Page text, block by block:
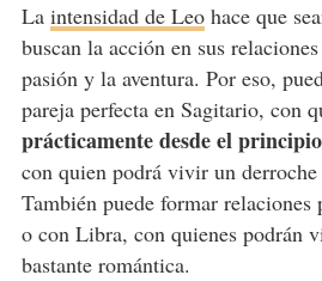
La intensidad de Leohace que
buscan la acción en sus
pasión y la aventura. Por eso,
pareja perfecta en Sagitario, con
prácticamente desde el principio
con quien podrá vivir un derroche
También puede formar relaciones
o con Libra, con quienes podrán
bastante romántica.